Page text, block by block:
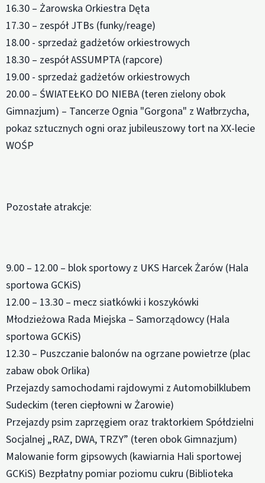
16.30 – Żarowska Orkiestra Dęta
17.30 – zespół JTBs (funky/reage)
18.00 - sprzedaż gadżetów orkiestrowych
18.30 – zespół ASSUMPTA (rapcore)
19.00 - sprzedaż gadżetów orkiestrowych
20.00 – ŚWIATEŁKO DO NIEBA (teren zielony obok
Gimnazjum) – Tancerze Ognia "Gorgona" z Wałbrzycha,
pokaz sztucznych ogni oraz jubileuszowy tort na XX-lecie
WOŚP
Pozostałe atrakcje:
9.00 – 12.00 – blok sportowy z UKS Harcek Żarów (Hala
sportowa GCKiS)
12.00 – 13.30 – mecz siatkówki i koszykówki
Młodzieżowa Rada Miejska – Samorządowcy (Hala
sportowa GCKiS)
12.30 – Puszczanie balonów na ogrzane powietrze (plac
zabaw obok Orlika)
Przejazdy samochodami rajdowymi z Automobilklubem
Sudeckim (teren ciepłowni w Żarowie)
Przejazdy psim zaprzęgiem oraz traktorkiem Spółdzielni
Socjalnej „RAZ, DWA, TRZY” (teren obok Gimnazjum)
Malowanie form gipsowych (kawiarnia Hali sportowej
GCKiS) Bezpłatny pomiar poziomu cukru (Biblioteka